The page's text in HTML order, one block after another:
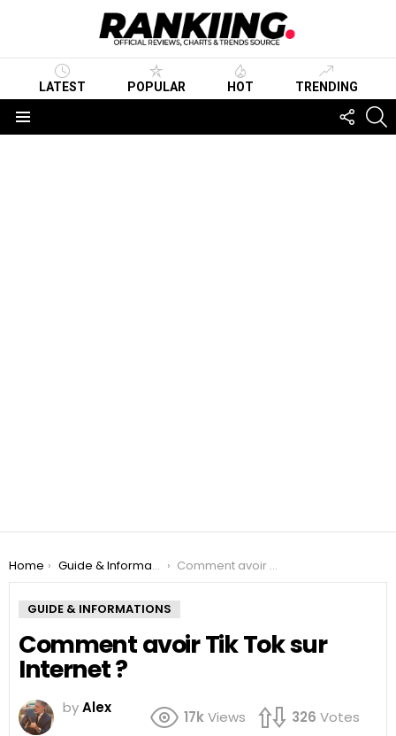
LATEST POPULAR HOT TRENDING
US
You are here:
Home Guide & Informations Comment avoir Tik Tok sur Internet ?
GUIDE & INFORMATIONS
Comment avoir Tik Tok sur
Internet ?
byAlex
17kViews 326 Votes